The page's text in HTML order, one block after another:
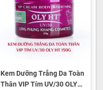
Kem Dưỡng Trắng Da Toàn
Thân VIP Tím UV/30 OLY